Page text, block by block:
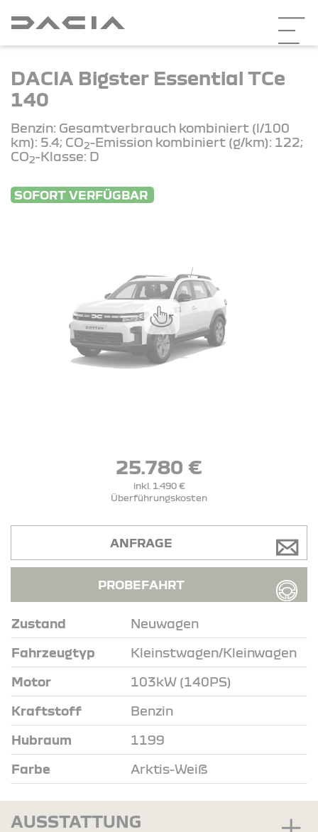
DACIA Bigster Essential TCe
140
Benzin: Gesamtverbrauch kombiniert (l/100
km): 5.4; CO2-Emission kombiniert (g/km): 122;
CO2-Klasse: D
SOFORT VERFÜGBAR
25.780 €
inkl. 1.490 €
Überführungskosten
Zustand Neuwagen
Fahrzeugtyp Kleinstwagen/Kleinwagen
Motor 103kW (140PS)
Kraftstoff Benzin
Hubraum 1199
Farbe Arktis-Weiß
ANFRAGE
PROBEFAHRT
AUSSTATTUNG